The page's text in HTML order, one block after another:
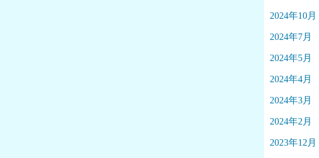
2024年10月
2024年7月
2024年5月
2024年4月
2024年3月
2024年2月
2023年12月